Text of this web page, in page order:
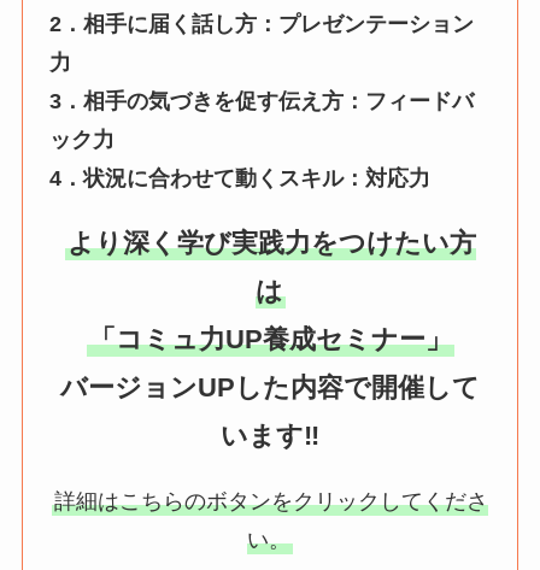
2．相手に届く話し方：プレゼンテーション
力
3．相手の気づきを促す伝え方：フィードバ
ック力
4．状況に合わせて動くスキル：対応力
より深く学び実践力をつけたい方
は
「コミュ力UP養成セミナー」
バージョンUPした内容で開催して
います‼️
詳細はこちらのボタンをクリックしてくださ
い。